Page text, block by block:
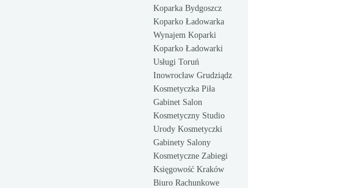
Koparka Bydgoszcz
Koparko Ładowarka
Wynajem Koparki
Koparko Ładowarki
Usługi Toruń
Inowrocław Grudziądz
Kosmetyczka Piła
Gabinet Salon
Kosmetyczny Studio
Urody Kosmetyczki
Gabinety Salony
Kosmetyczne Zabiegi
Księgowość Kraków
Biuro Rachunkowe